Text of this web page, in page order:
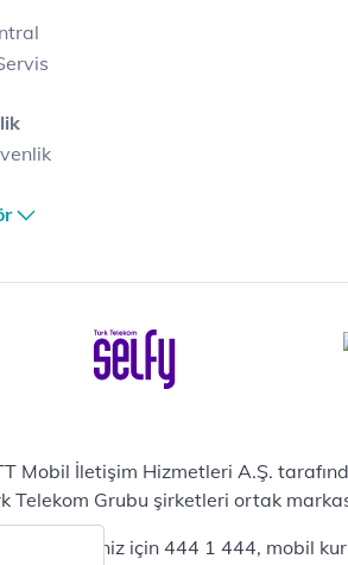
Merkezi
Yedekleme
Mobil İletişim Hizmetleri A.Ş.
Telekom Grubu şirketleri ortak
talepleriniz için 444 1 444, mobil